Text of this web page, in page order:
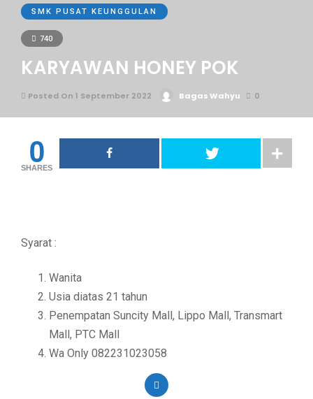
SMK PUSAT KEUNGGULAN
740
KARYAWAN HONEY POK
Posted On 1 September 2022 Bagas Wahyu 0
0
SHARES
Syarat :
Wanita
Usia diatas 21 tahun
Penempatan Suncity Mall, Lippo Mall, Transmart
Mall, PTC Mall
Wa Only 082231023058